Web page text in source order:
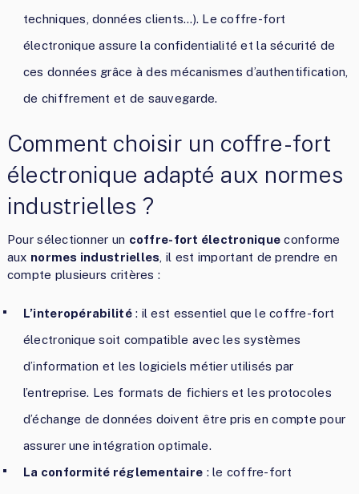
techniques, données clients…). Le coffre-fort
électronique assure la confidentialité et la sécurité de
ces données grâce à des mécanismes d’authentification,
de chiffrement et de sauvegarde.
Comment choisir un coffre-fort
électronique adapté aux normes
industrielles ?
Pour sélectionner un coffre-fort électronique conforme
aux normes industrielles , il est important de prendre en
compte plusieurs critères :
L’interopérabilité: il est essentiel que le coffre-fort
électronique soit compatible avec les systèmes
d’information et les logiciels métier utilisés par
l’entreprise. Les formats de fichiers et les protocoles
d’échange de données doivent être pris en compte pour
assurer une intégration optimale.
La conformité réglementaire : le coffre-fort